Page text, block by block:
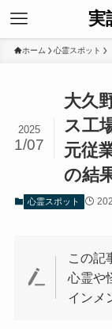
実
ホーム 心霊スポット
大久
ス工
元従
の結
2025
1/07
心霊スポット
この記
心霊や
インメ